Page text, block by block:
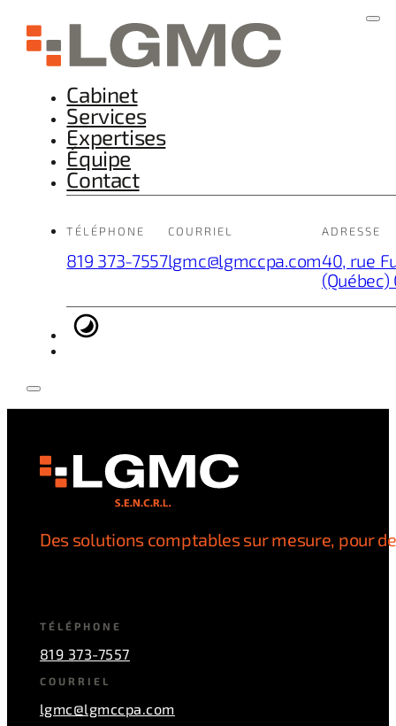
Cabinet
Services
Expertises
Équipe
Contact
TÉLÉPHONE
819 373-7557
COURRIEL
lgmc@lgmccpa.com
ADRESSE
40, rue
(Québec)
Des solutions comptables sur mesure, pour
TÉLÉPHONE
819 373-7557
COURRIEL
lgmc@lgmccpa.com